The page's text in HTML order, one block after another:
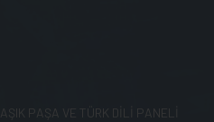
AŞIK PAŞA VE TÜRK DİLİ PANELİ